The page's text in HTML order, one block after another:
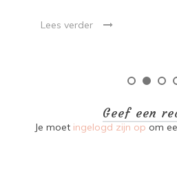
Lees verder
Geef een
Je moet ingelogd zijn op om